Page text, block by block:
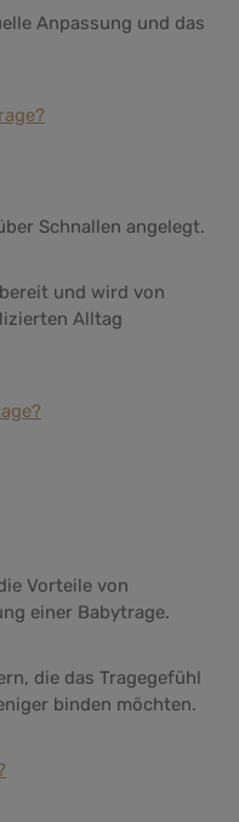
Anpassung und das
Schnallen angelegt.
und wird von
Alltag
Vorteile von
einer Babytrage.
die das Tragegefühl
binden möchten.